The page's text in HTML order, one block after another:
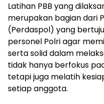
Latihan PBB yang
merupakan bagian dari
(Perdaspol) yang
personel Polri agar
serta solid dalam
tidak hanya berfokus
tetapi juga melatih
setiap anggota.